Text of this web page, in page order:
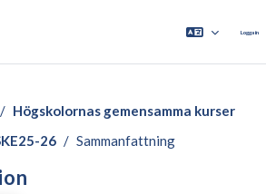
Logga in
Högskolornas gemensamma kurser
26 Sammanfattning